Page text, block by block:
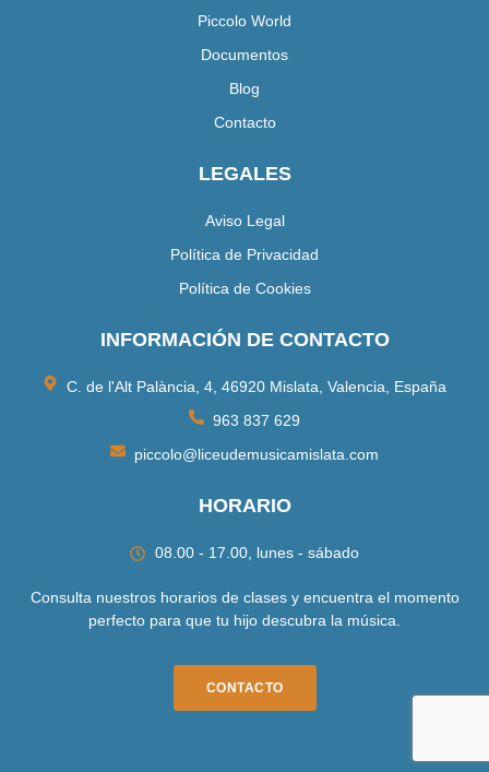
Piccolo World
Documentos
Blog
Contacto
LEGALES
Aviso Legal
Política de Privacidad
Política de Cookies
INFORMACIÓN DE CONTACTO
C. de l'Alt Palància, 4, 46920 Mislata, Valencia, España
963 837 629
piccolo@liceudemusicamislata.com
HORARIO
08.00 - 17.00, lunes - sábado
Consulta nuestros horarios de clases y encuentra el momento
perfecto para que tu hijo descubra la música.
CONTACTO